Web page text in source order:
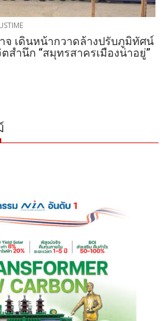
จ เดินหน้ากวาดล้างปรับภูมิทัศน์
สำนึก “สมุทรสาครเมืองน่าอยู่”